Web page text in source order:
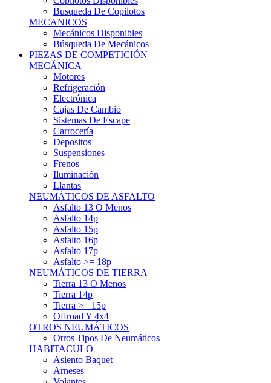
Busqueda De Copilotos
MECANICOS
Mecánicos Disponibles
Búsqueda De Mecánicos
PIEZAS DE COMPETICIÓN
MECÁNICA
Motores
Refrigeración
Electrónica
Cajas De Cambio
Sistemas De Escape
Carrocería
Depositos
Suspensiones
Frenos
Iluminación
Llantas
NEUMÁTICOS DE ASFALTO
Asfalto 13 O Menos
Asfalto 14p
Asfalto 15p
Asfalto 16p
Asfalto 17p
Asfalto >= 18p
NEUMÁTICOS DE TIERRA
Tierra 13 O Menos
Tierra 14p
Tierra >= 15p
Offroad Y 4x4
OTROS NEUMÁTICOS
Otros Tipos De Neumáticos
HABITACULO
Asiento Baquet
Arneses